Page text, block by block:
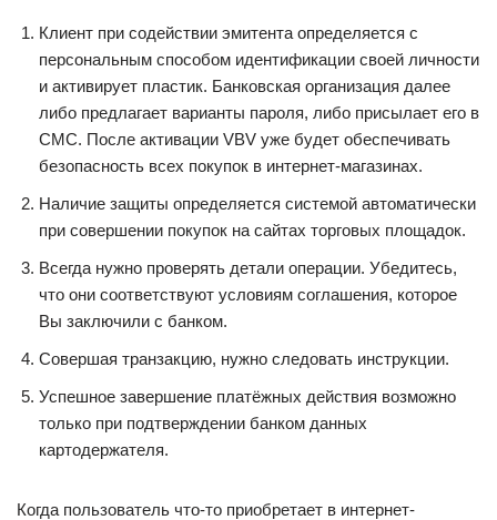
Клиент при содействии эмитента определяется с
персональным способом идентификации своей личности
и активирует пластик. Банковская организация далее
либо предлагает варианты пароля, либо присылает его в
СМС. После активации VBV уже будет обеспечивать
безопасность всех покупок в интернет-магазинах.
Наличие защиты определяется системой автоматически
при совершении покупок на сайтах торговых площадок.
Всегда нужно проверять детали операции. Убедитесь,
что они соответствуют условиям соглашения, которое
Вы заключили с банком.
Совершая транзакцию, нужно следовать инструкции.
Успешное завершение платёжных действия возможно
только при подтверждении банком данных
картодержателя.
Когда пользователь что-то приобретает в интернет-